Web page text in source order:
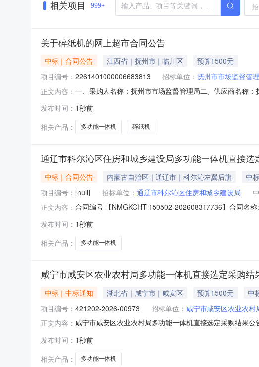
相关项目 999+
关于碎纸机的网上超市合同公告
中标｜合同公告 江西省｜抚州市｜临川区
预算1500元
项目编号： 2261401000006683813 招标单位： 抚州市市场监督管
正文内容： 一、采购人名称：抚州市市场监督管理局二、供应商名称
2.00100020002联想多功能一体机（联想M7605D黑白激
发布时间： 1秒前
相关产品：
多功能一体机 碎纸机
通辽市科尔沁区住房和城乡建设局多功能一体机直接选
中标｜合同公告 内蒙古自治区｜通辽市｜科尔沁左翼后旗
中
项目编号： [null] 招标单位： 通辽市科尔沁区住房和城乡建设局
正文内容： 合同编号:【NMGKCHT-150502-202608317736】合同名
吉祥苑小区1-11室联系人：李传茂合同主要信息1、主要标
发布时间： 1秒前
相关产品：
多功能一体机
咸宁市咸安区农业农村局多功能一体机直接选定采购结
中标｜中标通知 湖北省｜咸宁市｜咸安区 预算1500元
中
项目编号： 421202-2026-00973 招标单位： 咸宁市咸安区农业农村
正文内容： 咸宁市咸安区农业农村局多功能一体机直接选定采购结果
额：0.1500(万元)4、本次成交金额：0.1439(万元)5、采
9、成交日期：2026-08-0710:51:0210、执行方式：直购
发布时间： 1秒前
相关产品：
多功能一体机